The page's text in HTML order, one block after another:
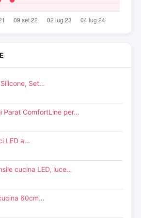
Set…
Parat ComfortLine per…
LED a…
cucina LED, luce…
60cm…